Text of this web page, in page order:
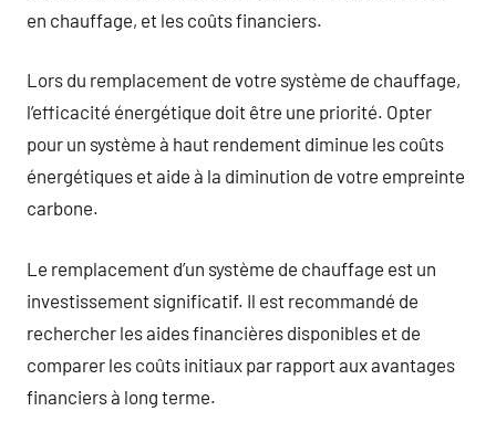
en chauffage, et les coûts financiers.
Lors du remplacement de votre système de chauffage,
l’efficacité énergétique doit être une priorité. Opter
pour un système à haut rendement diminue les coûts
énergétiques et aide à la diminution de votre empreinte
carbone.
Le remplacement d’un système de chauffage est un
investissement significatif. Il est recommandé de
rechercher les aides financières disponibles et de
comparer les coûts initiaux par rapport aux avantages
financiers à long terme.